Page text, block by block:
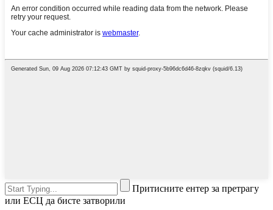
Притисните ентер за претрагу
или ЕСЦ да бисте затворили